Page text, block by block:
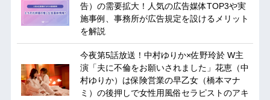
告）の需要拡大！人気の広告媒体TOP3や実
施事例、事務所が広告規定を設けるメリット
を解説
今夜第5話放送！中村ゆりか×佐野玲於 W主
演「夫に不倫をお願いされました」花恵（中
村ゆりか）は保険営業の早乙女（橋本マナ
ミ）の後押しで女性用風俗セラピストのアキ